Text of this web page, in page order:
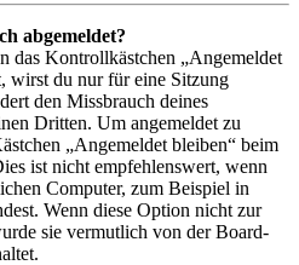
abgemeldet?
das Kontrollkästchen „Angemeldet
wirst du nur für eine Sitzung
den Missbrauch deines
Dritten. Um angemeldet zu
„Angemeldet bleiben“ beim
ist nicht empfehlenswert, wenn
Computer, zum Beispiel in
Wenn diese Option nicht zur
sie vermutlich von der Board-